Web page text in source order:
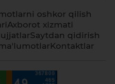
oshkor qilish
Axborot xizmati
Saytdan qidirish
Kontaktlar